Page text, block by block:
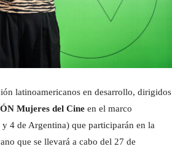
latinoamericanos en desarrollo, dirigidos
Mujeres del Cine en el marco
4 de Argentina) que participarán en la
que se llevará a cabo del 27 de